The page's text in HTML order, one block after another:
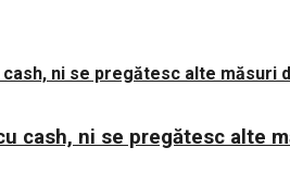
cash, ni se pregătesc alte